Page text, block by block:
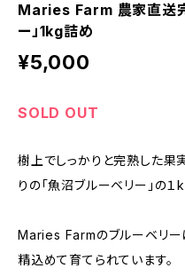
Maries Farm 農家直送
ー」1kg詰め
¥5,000
SOLD OUT
樹上でしっかりと完熟した果
りの「魚沼ブルーベリー」の１
Maries Farmのブルーベリ
精込めて育てられています。